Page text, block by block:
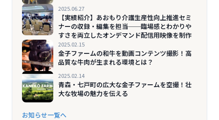
2025.06.27
【実績紹介】あおもり介護生産性向上推進セミ
ナーの収録・編集を担当──臨場感とわかりや
すさを両立したオンデマンド配信用映像を制作
2025.02.15
金子ファームの和牛を動画コンテンツ撮影！高
品質な牛肉が生まれる環境とは？
2025.02.14
青森・七戸町の広大な金子ファームを空撮！壮
大な牧場の魅力を伝える
お知らせ一覧へ